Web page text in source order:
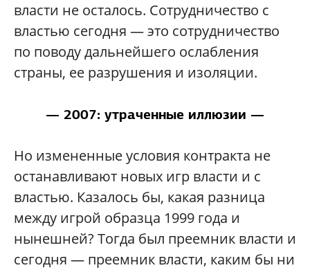
власти не осталось. Сотрудничество с
властью сегодня — это сотрудничество
по поводу дальнейшего ослабления
страны, ее разрушения и изоляции.
— 2007: утраченные иллюзии —
Но измененные условия контракта не
останавливают новых игр власти и с
властью. Казалось бы, какая разница
между игрой образца 1999 года и
нынешней? Тогда был преемник власти и
сегодня — преемник власти, каким бы ни